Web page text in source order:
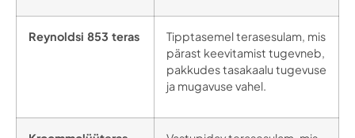
Reynoldsi 853 teras
Tipptasemel terasesulam, mis
pärast keevitamist tugevneb,
pakkudes tasakaalu tugevuse
ja mugavuse vahel.